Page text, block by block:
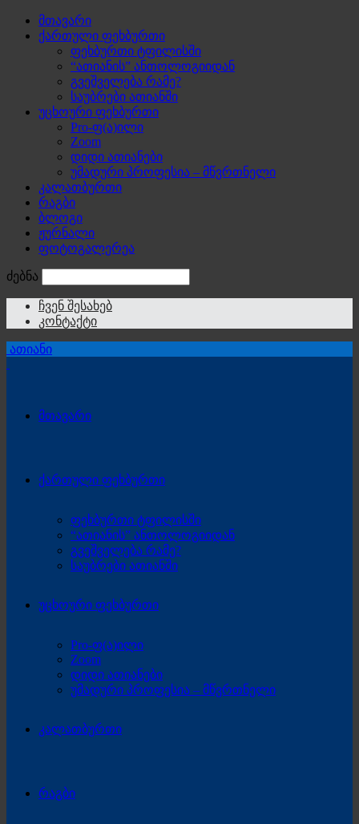
მთავარი
ქართული ფეხბურთი
ფეხბურთი ტფილისში
“ათიანის” ანთოლოგიიდან
გვეშველება რამე?
საუბრები ათიანში
უცხოური ფეხბურთი
Pro-ფ(ა)ილი
Zoom
დიდი ათიანები
უმადური პროფესია – მწვრთნელი
კალათბურთი
რაგბი
ბლოგი
ჟურნალი
ფოტოგალერეა
ძებნა
ჩვენ შესახებ
კონტაქტი
ათიანი
მთავარი
ქართული ფეხბურთი
ფეხბურთი ტფილისში
“ათიანის” ანთოლოგიიდან
გვეშველება რამე?
საუბრები ათიანში
უცხოური ფეხბურთი
Pro-ფ(ა)ილი
Zoom
დიდი ათიანები
უმადური პროფესია – მწვრთნელი
კალათბურთი
რაგბი